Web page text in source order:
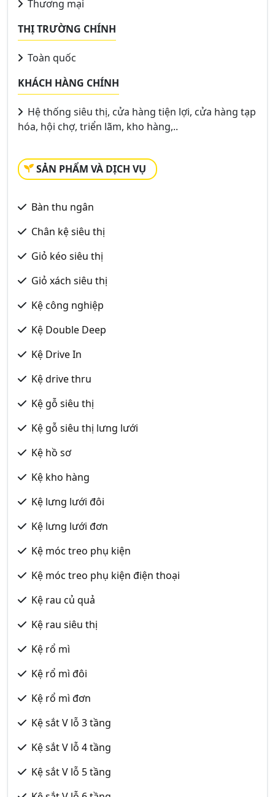
Thương mại
THỊ TRƯỜNG CHÍNH
Toàn quốc
KHÁCH HÀNG CHÍNH
Hệ thống siêu thị, cửa hàng tiện lợi, cửa hàng tạp
hóa, hội chợ, triển lãm, kho hàng,..
SẢN PHẨM VÀ DỊCH VỤ
Bàn thu ngân
Chân kệ siêu thị
Giỏ kéo siêu thị
Giỏ xách siêu thị
Kệ công nghiệp
Kệ Double Deep
Kệ Drive In
Kệ drive thru
Kệ gỗ siêu thị
Kệ gỗ siêu thị lưng lưới
Kệ hồ sơ
Kệ kho hàng
Kệ lưng lưới đôi
Kệ lưng lưới đơn
Kệ móc treo phụ kiện
Kệ móc treo phụ kiện điện thoại
Kệ rau củ quả
Kệ rau siêu thị
Kệ rổ mì
Kệ rổ mì đôi
Kệ rổ mì đơn
Kệ sắt V lỗ 3 tầng
Kệ sắt V lỗ 4 tầng
Kệ sắt V lỗ 5 tầng